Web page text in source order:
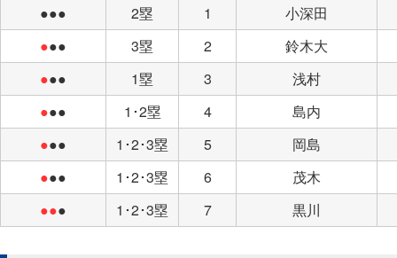
●●●
2塁 1
小深田
●●● 3塁 2
鈴木大
●●● 1塁 3
浅村
●●● 1･2塁 4
島内
●●● 1･2･3塁 5
岡島
●●● 1･2･3塁 6
茂木
●●● 1･2･3塁 7 黒川